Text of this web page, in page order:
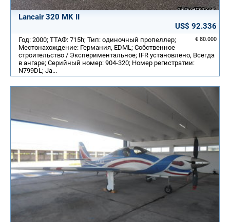
Lancair 320 MK II
US$ 92.336
€ 80.000
Год: 2000; ТТАФ: 715h; Тип: одиночный пропеллер;
Местонахождение: Германия, EDML; Собственное
строительство / Экспериментальное; IFR установлено, Всегда
в ангаре; Серийный номер: 904-320; Номер регистратии:
N799DL; Ja...